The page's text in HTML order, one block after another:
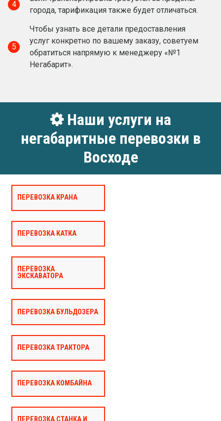
4
города, тарификация также будет отличаться.
5
Чтобы узнать все детали предоставления
услуг конкретно по вашему заказу, советуем
обратиться напрямую к менеджеру «№1
Негабарит».
Наши услуги на
негабаритные перевозки в
Восходе
ПЕРЕВОЗКА КРАНА
ПЕРЕВОЗКА КАТКА
ПЕРЕВОЗКА
ЭКСКАВАТОРА
ПЕРЕВОЗКА БУЛЬДОЗЕРА
ПЕРЕВОЗКА ТРАКТОРА
ПЕРЕВОЗКА КОМБАЙНА
ПЕРЕВОЗКА СТАНКА И